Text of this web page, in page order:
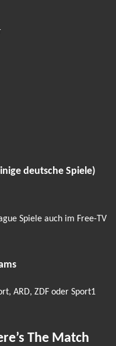
deutsche Spiele)
Spiele auch im Free-TV
ARD, ZDF oder Sport1
The Match